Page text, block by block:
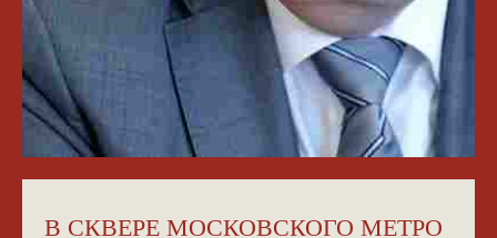
В СКВЕРЕ МОСКОВСКОГО МЕТРО